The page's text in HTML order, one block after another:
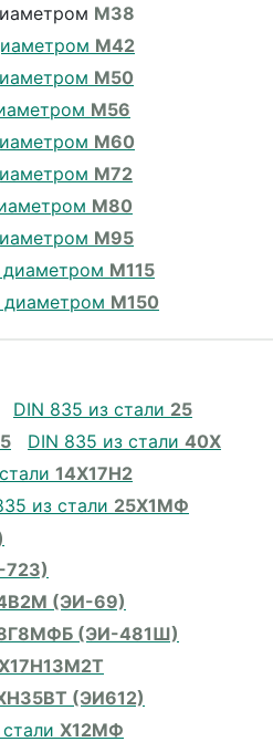
М38
М42
М50
М56
М60
М72
М80
М95
диаметром М115
диаметром М150
DIN 835 из стали 25
DIN 835 из стали 40Х
14Х17Н2
из стали 25Х1МФ
(ЭИ-69)
(ЭИ-481Ш)
(ЭИ612)
Х12МФ